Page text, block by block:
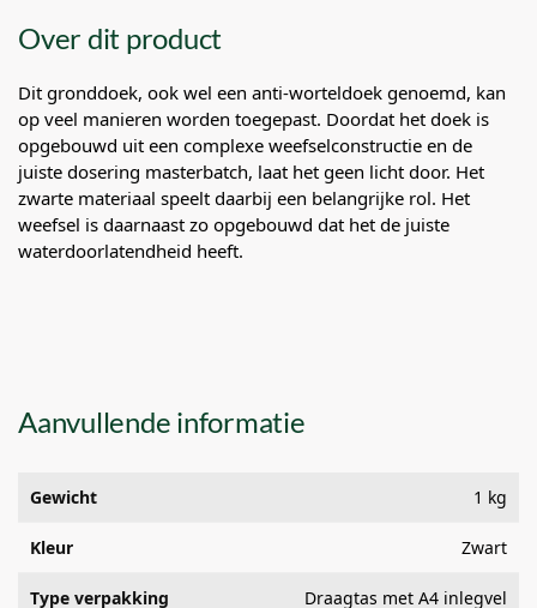
Over dit product
Dit gronddoek, ook wel een anti-worteldoek genoemd, kan
op veel manieren worden toegepast. Doordat het doek is
opgebouwd uit een complexe weefselconstructie en de
juiste dosering masterbatch, laat het geen licht door. Het
zwarte materiaal speelt daarbij een belangrijke rol. Het
weefsel is daarnaast zo opgebouwd dat het de juiste
waterdoorlatendheid heeft.
Aanvullende informatie
Gewicht 1 kg
Kleur Zwart
Type verpakking Draagtas met A4 inlegvel